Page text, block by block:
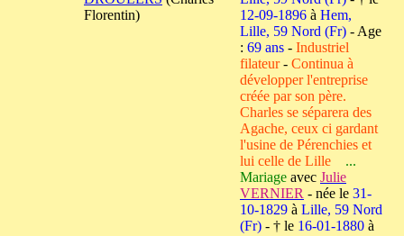
Florentin)
12-09-1896 à Hem,
Lille, 59 Nord (Fr) - Age
: 69 ans - Industriel
filateur- Continua à
développer l'entreprise
créée par son père.
Charles se séparera des
Agache, ceux ci gardant
l'usine de Pérenchies et
lui celle de Lille
...
Mariage avec Julie
VERNIER - née le 31-
10-1829 à Lille, 59 Nord
(Fr) - † le 16-01-1880 à